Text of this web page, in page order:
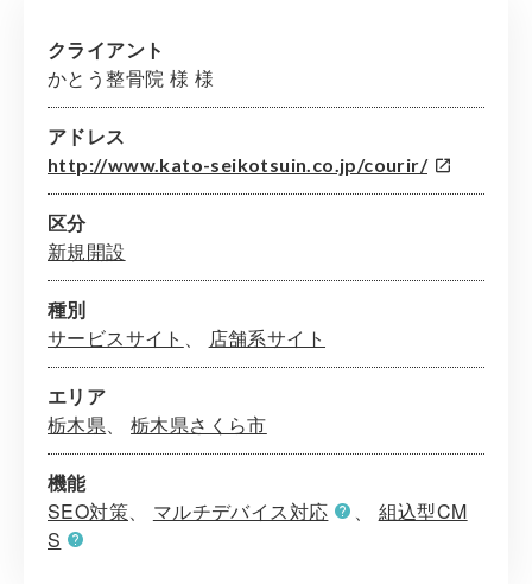
クライアント
かとう整骨院 様 様
アドレス
http://www.kato-seikotsuin.co.jp/courir/
区分
新規開設
種別
サービスサイト
店舗系サイト
エリア
栃木県
栃木県さくら市
機能
SEO対策
マルチデバイス対応
組込型CM
S